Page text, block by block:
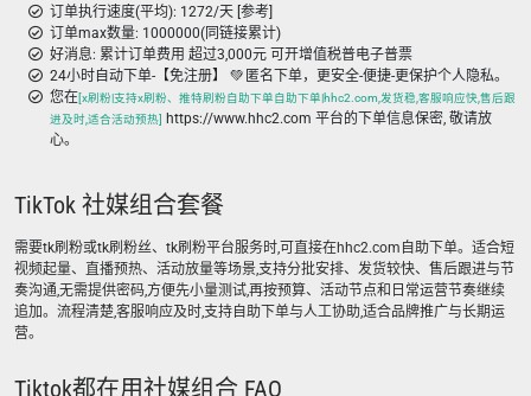
订单执行速度(平均): 1272/天 [参考]
订单max数量: 1000000(同链接累计)
好消息: 累计订单费用 超过3,000元 可开增值税普电子普票
24小时自动下单-【免注册】 💚 匿名下单，更安全-便捷-更保护个人隐私。
您在[x刷粉|支持x刷粉、推特刷粉自助下单自助下单|hhc2.com,发货稳,客服响应快,售后跟
进及时,适合活动预热]
https://www.hhc2.com 平台的下单信息保密, 敬请放
心。
TikTok 社媒组合套餐
需要tk刷粉或tk刷粉丝、tk刷粉平台服务时,可直接在hhc2.com自助下单。适合短
视频起量、直播预热、活动放量等场景,支持分批安排、发货较快、售后跟进与节
奏沟通,无需提供密码,方便先小量测试,再按预算、活动节点和日常运营节奏继续
追加。流程清楚,客服响应及时,支持自助下单与人工协助,适合品牌推广与长期运
营。
Tiktok都在用社媒组合 FAQ